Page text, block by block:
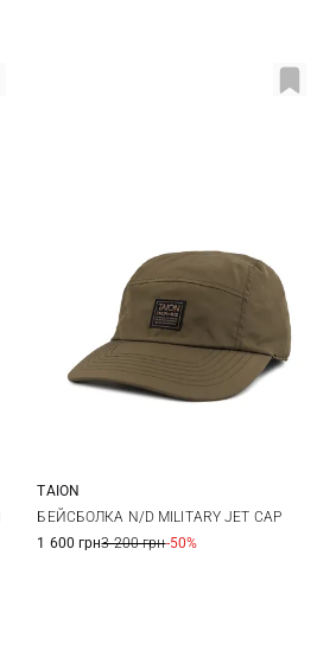
One size
TAION
БЕЙСБОЛКА N/D MILITARY JET CAP
1 600 грн3 200 грн-50%